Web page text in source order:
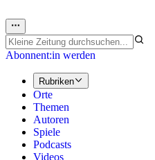
Abonnent:in werden
Rubriken
Orte
Themen
Autoren
Spiele
Podcasts
Videos